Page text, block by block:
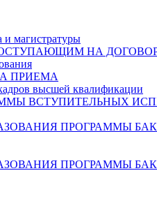
магистратуры
НА
ПРИЕМА
высшей квалификации
ВСТУПИТЕЛЬНЫХ
ПРОГРАММЫ
ПРОГРАММЫ